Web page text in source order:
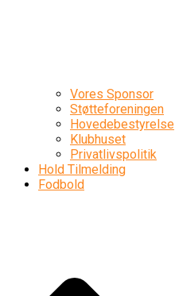
Vores Sponsor
Støtteforeningen
Hovedebestyrelse
Klubhuset
Privatlivspolitik
Hold Tilmelding
Fodbold